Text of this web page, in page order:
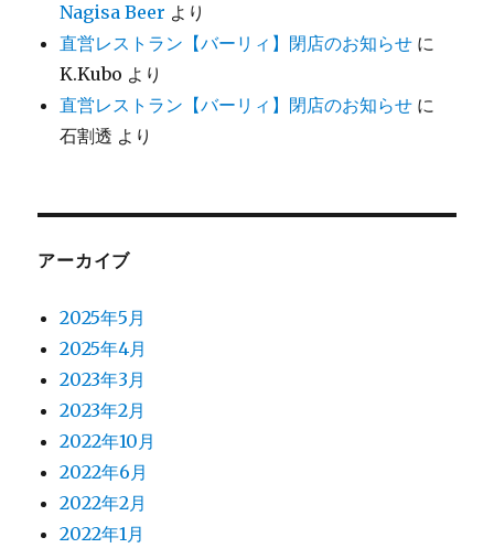
Nagisa Beer より
直営レストラン【バーリィ】閉店のお知らせ に
K.Kubo より
直営レストラン【バーリィ】閉店のお知らせ に
石割透 より
アーカイブ
2025年5月
2025年4月
2023年3月
2023年2月
2022年10月
2022年6月
2022年2月
2022年1月